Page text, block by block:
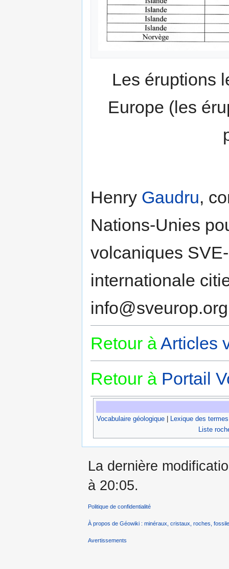
Les éruptions
Europe (les
Henry Gaudru,
Nations-Unies
volcaniques
internationale
info@sveurop.org
Retour àArticles
Retour à Portail
Vocabulaire géologique
Lexique des
Liste
La dernière
à 20:05.
Politique de confidentialité
À propos de Géowiki : minéraux, cristaux, roches,
Avertissements